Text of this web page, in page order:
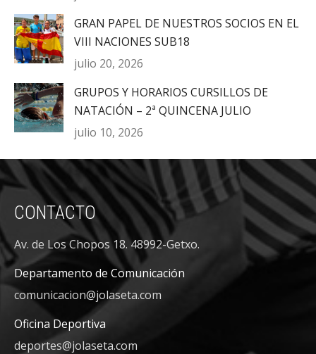
GRAN PAPEL DE NUESTROS SOCIOS EN EL
VIII NACIONES SUB18
julio 20, 2026
GRUPOS Y HORARIOS CURSILLOS DE
NATACIÓN – 2ª QUINCENA JULIO
julio 10, 2026
CONTACTO
Av. de Los Chopos 18. 48992-Getxo.
Departamento de Comunicación
comunicacion@jolaseta.com
Oficina Deportiva
deportes@jolaseta.com